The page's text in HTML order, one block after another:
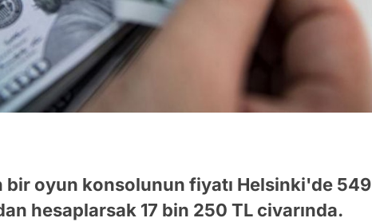
bir oyun konsolunun fiyatı Helsinki'de 549
hesaplarsak 17 bin 250 TL civarında.